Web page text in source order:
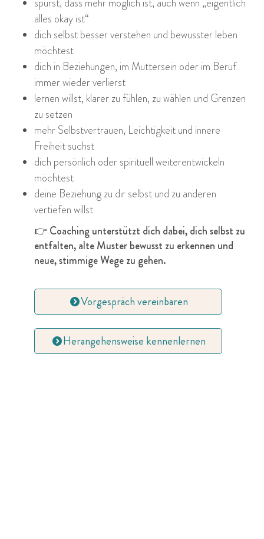
alles okay ist“
dich selbst besser verstehen und bewusster leben
möchtest
dich in Beziehungen, im Muttersein oder im Beruf
immer wieder verlierst
lernen willst, klarer zu fühlen, zu wählen und Grenzen
zu setzen
mehr Selbstvertrauen, Leichtigkeit und innere
Freiheit suchst
dich persönlich oder spirituell weiterentwickeln
möchtest
deine Beziehung zu dir selbst und zu anderen
vertiefen willst
👉 Coaching unterstützt dich dabei, dich selbst zu
entfalten, alte Muster bewusst zu erkennen und
neue, stimmige Wege zu gehen.
Vorgespräch vereinbaren
Herangehensweise kennenlernen